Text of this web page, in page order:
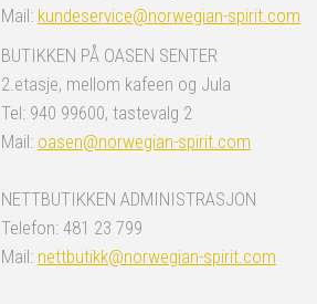
Mail: kundeservice@norwegian-spirit.com
BUTIKKEN PÅ OASEN SENTER
2.etasje, mellom kafeen og Jula
Tel: 940 99600, tastevalg 2
Mail: oasen@norwegian-spirit.com
NETTBUTIKKEN ADMINISTRASJON
Telefon: 481 23 799
Mail: nettbutikk@norwegian-spirit.com